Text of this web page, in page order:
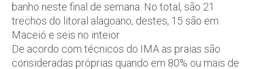
banho neste final de semana. No total, são 21
trechos do litoral alagoano, destes, 15 são em
Maceió e seis no inteior
De acordo com técnicos do IMA as praias são
consideradas próprias quando em 80% ou mais de